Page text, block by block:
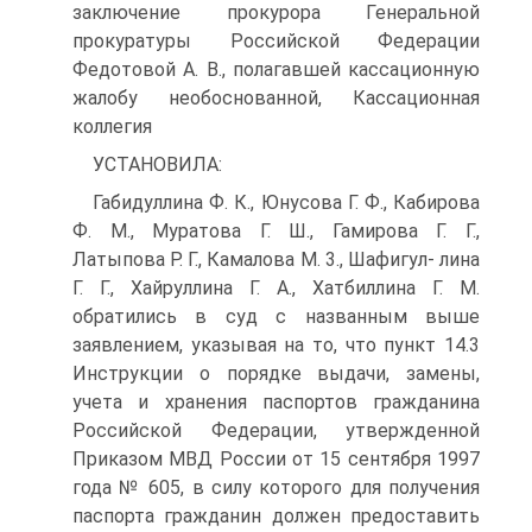
заключение прокурора Генеральной
прокуратуры Российской Федерации
Федотовой А. В., полагавшей кассационную
жалобу необоснованной, Кассационная
коллегия
УСТАНОВИЛА:
Габидуллина Ф. К., Юнусова Г. Ф., Кабирова
Ф. М., Муратова Г. Ш., Гамирова Г. Г.,
Латыпова Р. Г., Камалова М. 3., Шафигул- лина
Г. Г., Хайруллина Г. А., Хатбиллина Г. М.
обратились в суд с названным выше
заявлением, указывая на то, что пункт 14.3
Инструкции о порядке выдачи, замены,
учета и хранения паспортов гражданина
Российской Федерации, утвержденной
Приказом МВД России от 15 сентября 1997
года № 605, в силу которого для получения
паспорта гражданин должен предоставить